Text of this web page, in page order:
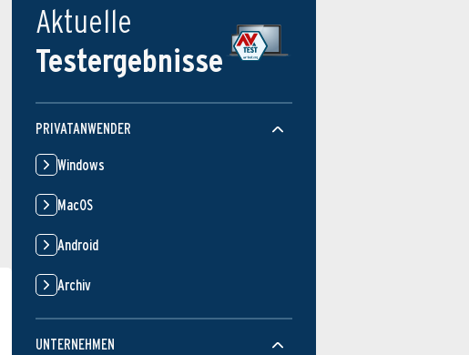
Aktuelle
Testergebnisse
PRIVATANWENDER
Windows
MacOS
Android
Archiv
UNTERNEHMEN